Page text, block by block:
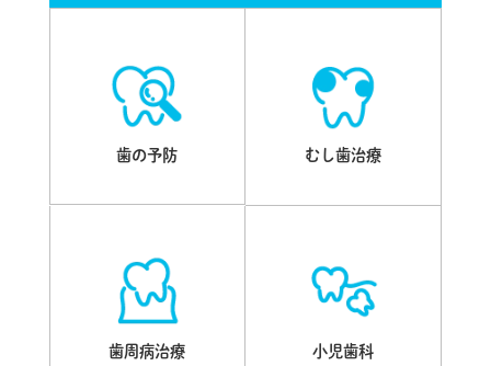
歯の予防 むし歯治療
歯周病治療 小児歯科